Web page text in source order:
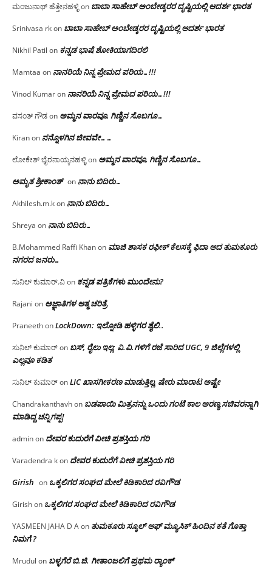
ಮಂಜುನಾಥ್ ಹೆತ್ತೇನಹಳ್ಳಿon ಬಾಬಾ ಸಾಹೇಬ್ ಅಂಬೇಡ್ಕರರ ದೃಷ್ಟಿಯಲ್ಲಿ ಆದರ್ಶ ಭಾರತ
Srinivasa rkon ಬಾಬಾ ಸಾಹೇಬ್ ಅಂಬೇಡ್ಕರರ ದೃಷ್ಟಿಯಲ್ಲಿ ಆದರ್ಶ ಭಾರತ
Nikhil Patil on ಕನ್ನಡ ಭಾಷೆ ಶೋಕಿಯಾಗದಿರಲಿ
Mamtaa on ನಾನರಿಯೆ ನಿನ್ನ ಪ್ರೇಮದ ಪರಿಯ…!!!
Vinod Kumaron ನಾನರಿಯೆ ನಿನ್ನ ಪ್ರೇಮದ ಪರಿಯ…!!!
ವಸಂತ್ ಗೌಡon ಅಮ್ಮನ ವಾರವೂ, ಗಿಣ್ಣಿನ ಸೊಬಗೂ…
Kiranon ನನ್ನೊಳಗಿನ ಜೀವವೇ……
ಲೋಕೇಶ್ ಭೈರನಾಯ್ಕನಹಳ್ಳಿon ಅಮ್ಮನ ವಾರವೂ, ಗಿಣ್ಣಿನ ಸೊಬಗೂ…
ಅಮೃತ ಶ್ರೀಕಾಂತ್ on ನಾನು ಬಿದಿರು…
Akhilesh.m.kon ನಾನು ಬಿದಿರು…
Shreya on ನಾನು ಬಿದಿರು…
B.Mohammed Raffi Khanon ಮಾಜಿ ಶಾಸಕ ರಫೀಕ್ ಕೆಲಸಕ್ಕೆ ಫಿದಾ ಆದ ತುಮಕೂರು
ನಗರದ ಜನರು…
ಸುನಿಲ್ ಕುಮಾರ್.ವಿon ಕನ್ನಡ ಪತ್ರಿಕೆಗಳು ಮುಂದೇನು?
Rajani on ಅಜ್ಞಾತಿಗಳ ಆತ್ಮ ಚರಿತ್ರೆ
PraneethonLockDown: ಇಲ್ನೋಡಿ ಹಳ್ಳಿಗರ ಶೈಲಿ..
ಸುನಿಲ್ ಕುಮಾರ್on ಬಸ್, ರೈಲು ಇಲ್ಲ; ವಿ.ವಿ.ಗಳಿಗೆ ರಜೆ ಸಾರಿದ UGC, 9 ಜಿಲ್ಲೆಗಳಲ್ಲಿ
ಎಲ್ಲವೂ ಕಡಿತ
ಸುನಿಲ್ ಕುಮಾರ್onLIC ಖಾಸಗೀಕರಣ ಮಾಡುತ್ತಿಲ್ಲ, ಷೇರು ಮಾರಾಟ ಅಷ್ಟೇ
Chandrakanthavhon ಬಡಪಾಯಿ ಮಿತ್ರನನ್ನು ಒಂದು ಗಂಟೆ ಕಾಲ ಅರಣ್ಯ ಸಚಿವರನ್ನಾಗಿ
ಮಾಡಿದ್ದ ಚನ್ನಿಗಪ್ಪ!
adminon ದೇವರ ಕುದುರೆಗೆ ವೀಚಿ ಪ್ರಶಸ್ತಿಯ ಗರಿ
Varadendra kon ದೇವರ ಕುದುರೆಗೆ ವೀಚಿ ಪ್ರಶಸ್ತಿಯ ಗರಿ
Girish on ಒಕ್ಕಲಿಗರ ಸಂಘದ ಮೇಲೆ ಕಿಡಿಕಾರಿದ ರವಿಗೌಡ
Girishon ಒಕ್ಕಲಿಗರ ಸಂಘದ ಮೇಲೆ ಕಿಡಿಕಾರಿದ ರವಿಗೌಡ
YASMEEN JAHA D Aon ತುಮಕೂರು ಸ್ಕೂಲ್ ಆಫ್ ಮ್ಯೂಸಿಕ್ ಹಿಂದಿನ ಕತೆ ಗೊತ್ತಾ
ನಿಮಗೆ ?
Mrudul on ಬಳ್ಳಗೆರೆ ಬಿ.ಜಿ. ಗೀತಾಂಜಲಿಗೆ ಪ್ರಥಮ ರ‌್ಯಾಂಕ್